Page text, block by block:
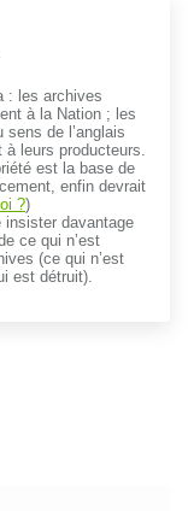
: les archives
à la Nation ; les
de l’anglais
à leurs producteurs.
est la base de
enfin devrait
?)
davantage
ce qui n’est
(ce qui n’est
est détruit).